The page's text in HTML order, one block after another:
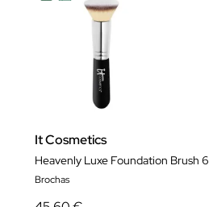
It Cosmetics
Heavenly Luxe Foundation Brush 6
Brochas